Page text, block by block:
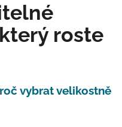
roste
vybrat velikostně